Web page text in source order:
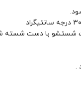
شستشو با دست شسته
.